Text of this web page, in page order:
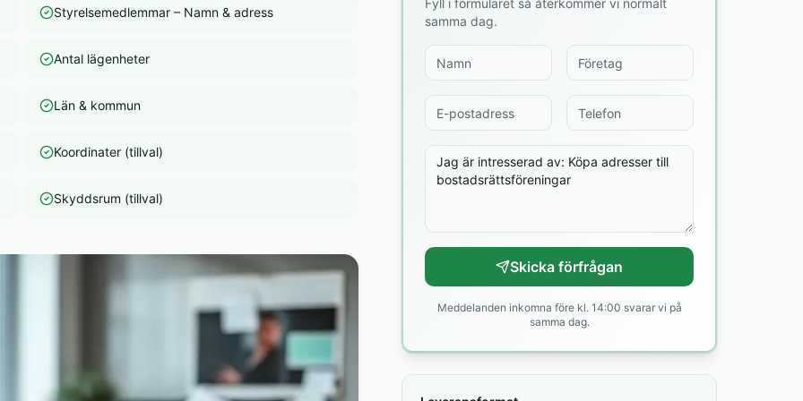
Styrelsemedlemmar – Namn & adress
Antal lägenheter
Län & kommun
Koordinater (tillval)
Skyddsrum (tillval)
Fyll i formuläret så återkommer vi normalt
samma dag.
Skicka förfrågan
Meddelanden inkomna före kl. 14:00 svarar vi på
samma dag.